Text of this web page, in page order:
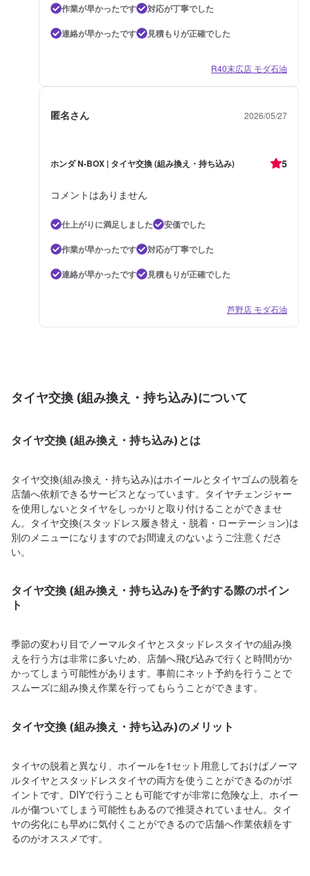
作業が早かったです
対応が丁寧でした
連絡が早かったです
見積もりが正確でした
R40末広店 モダ石油
匿名さん 2026/05/27
ホンダ N-BOX | タイヤ交換 (組み換え・持ち込み) 5
コメントはありません
仕上がりに満足しました
安価でした
作業が早かったです
対応が丁寧でした
連絡が早かったです
見積もりが正確でした
芦野店 モダ石油
タイヤ交換 (組み換え・持ち込み)について
タイヤ交換 (組み換え・持ち込み)とは
タイヤ交換(組み換え・持ち込み)はホイールとタイヤゴムの脱着を
店舗へ依頼できるサービスとなっています。タイヤチェンジャー
を使用しないとタイヤをしっかりと取り付けることができませ
ん。タイヤ交換(スタッドレス履き替え・脱着・ローテーション)は
別のメニューになりますのでお間違えのないようご注意くださ
い。
タイヤ交換 (組み換え・持ち込み)を予約する際のポイン
ト
季節の変わり目でノーマルタイヤとスタッドレスタイヤの組み換
えを行う方は非常に多いため、店舗へ飛び込みで行くと時間がか
かってしまう可能性があります。事前にネット予約を行うことで
スムーズに組み換え作業を行ってもらうことができます。
タイヤ交換 (組み換え・持ち込み)のメリット
タイヤの脱着と異なり、ホイールを1セット用意しておけばノーマ
ルタイヤとスタッドレスタイヤの両方を使うことができるのがポ
イントです。DIYで行うことも可能ですが非常に危険な上、ホイー
ルが傷ついてしまう可能性もあるので推奨されていません。タイ
ヤの劣化にも早めに気付くことができるので店舗へ作業依頼をす
るのがオススメです。